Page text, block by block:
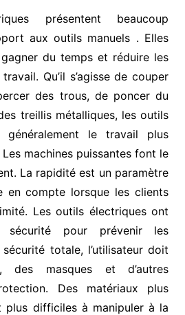
présentent beaucoup
aux outils manuels . Elles
du temps et réduire les
Qu’il s’agisse de couper
des trous, de poncer du
treillis métalliques, les outils
généralement le travail plus
machines puissantes font le
La rapidité est un paramètre
en compte lorsque les clients
Les outils électriques ont
sécurité pour prévenir les
totale, l’utilisateur doit
des masques et d’autres
Des matériaux plus
plus difficiles à manipuler à la